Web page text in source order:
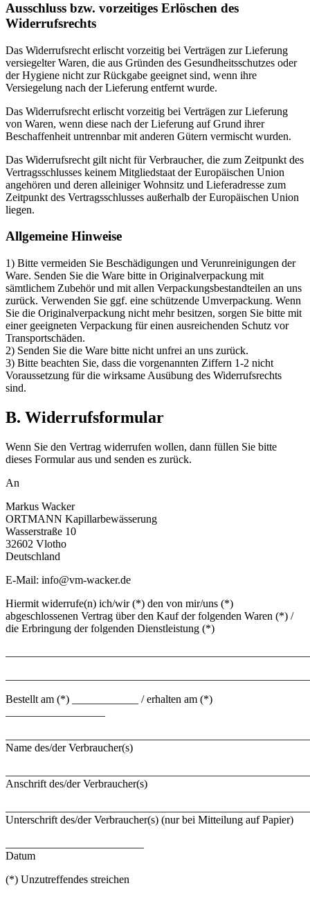
Ausschluss bzw. vorzeitiges Erlöschen des
Widerrufsrechts
Das Widerrufsrecht erlischt vorzeitig bei Verträgen zur Lieferung
versiegelter Waren, die aus Gründen des Gesundheitsschutzes oder
der Hygiene nicht zur Rückgabe geeignet sind, wenn ihre
Versiegelung nach der Lieferung entfernt wurde.
Das Widerrufsrecht erlischt vorzeitig bei Verträgen zur Lieferung
von Waren, wenn diese nach der Lieferung auf Grund ihrer
Beschaffenheit untrennbar mit anderen Gütern vermischt wurden.
Das Widerrufsrecht gilt nicht für Verbraucher, die zum Zeitpunkt des
Vertragsschlusses keinem Mitgliedstaat der Europäischen Union
angehören und deren alleiniger Wohnsitz und Lieferadresse zum
Zeitpunkt des Vertragsschlusses außerhalb der Europäischen Union
liegen.
Allgemeine Hinweise
1) Bitte vermeiden Sie Beschädigungen und Verunreinigungen der
Ware. Senden Sie die Ware bitte in Originalverpackung mit
sämtlichem Zubehör und mit allen Verpackungsbestandteilen an uns
zurück. Verwenden Sie ggf. eine schützende Umverpackung. Wenn
Sie die Originalverpackung nicht mehr besitzen, sorgen Sie bitte mit
einer geeigneten Verpackung für einen ausreichenden Schutz vor
Transportschäden.
2) Senden Sie die Ware bitte nicht unfrei an uns zurück.
3) Bitte beachten Sie, dass die vorgenannten Ziffern 1-2 nicht
Voraussetzung für die wirksame Ausübung des Widerrufsrechts
sind.
B. Widerrufsformular
Wenn Sie den Vertrag widerrufen wollen, dann füllen Sie bitte
dieses Formular aus und senden es zurück.
An
Markus Wacker
ORTMANN Kapillarbewässerung
Wasserstraße 10
32602 Vlotho
Deutschland
E-Mail: info@vm-wacker.de
Hiermit widerrufe(n) ich/wir (*) den von mir/uns (*)
abgeschlossenen Vertrag über den Kauf der folgenden Waren (*) /
die Erbringung der folgenden Dienstleistung (*)
Bestellt am (*) ____________ / erhalten am (*)
Name des/der Verbraucher(s)
Anschrift des/der Verbraucher(s)
Unterschrift des/der Verbraucher(s) (nur bei Mitteilung auf Papier)
Datum
(*) Unzutreffendes streichen